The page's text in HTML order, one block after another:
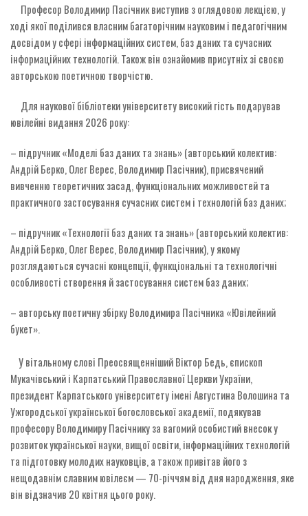
Професор Володимир Пасічник виступив з оглядовою лекцією, у
ході якої поділився власним багаторічним науковим і педагогічним
досвідом у сфері інформаційних систем, баз даних та сучасних
інформаційних технологій. Також він ознайомив присутніх зі своєю
авторською поетичною творчістю.
Для наукової бібліотеки університету високий гість подарував
ювілейні видання 2026 року:
– підручник «Моделі баз даних та знань» (авторський колектив:
Андрій Берко, Олег Верес, Володимир Пасічник), присвячений
вивченню теоретичних засад, функціональних можливостей та
практичного застосування сучасних систем і технологій баз даних;
– підручник «Технології баз даних та знань» (авторський колектив:
Андрій Берко, Олег Верес, Володимир Пасічник), у якому
розглядаються сучасні концепції, функціональні та технологічні
особливості створення й застосування систем баз даних;
– авторську поетичну збірку Володимира Пасічника «Ювілейний
букет».
У вітальному слові Преосвященніший Віктор Бедь, єпископ
Мукачівський і Карпатський Православної Церкви України,
президент Карпатського університету імені Августина Волошина та
Ужгородської української богословської академії, подякував
професору Володимиру Пасічнику за вагомий особистий внесок у
розвиток української науки, вищої освіти, інформаційних технологій
та підготовку молодих науковців, а також привітав його з
нещодавнім славним ювілеєм — 70-річчям від дня народження, яке
він відзначив 20 квітня цього року.